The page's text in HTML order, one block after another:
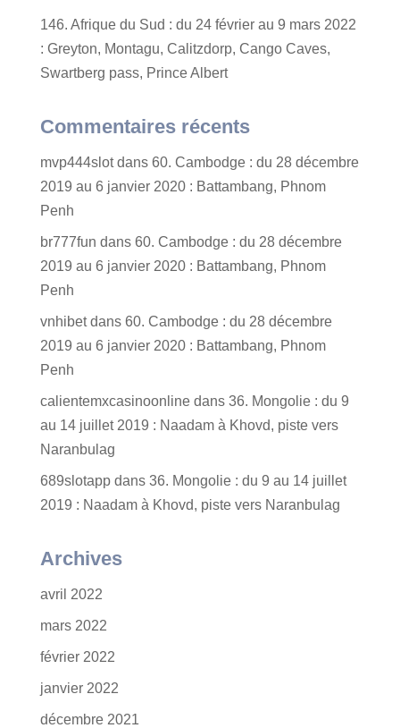
146. Afrique du Sud : du 24 février au 9 mars 2022
: Greyton, Montagu, Calitzdorp, Cango Caves,
Swartberg pass, Prince Albert
Commentaires récents
mvp444slotdans 60. Cambodge : du 28 décembre
2019 au 6 janvier 2020 : Battambang, Phnom
Penh
br777fun dans 60. Cambodge : du 28 décembre
2019 au 6 janvier 2020 : Battambang, Phnom
Penh
vnhibetdans 60. Cambodge : du 28 décembre
2019 au 6 janvier 2020 : Battambang, Phnom
Penh
calientemxcasinoonlinedans 36. Mongolie : du 9
au 14 juillet 2019 : Naadam à Khovd, piste vers
Naranbulag
689slotappdans 36. Mongolie : du 9 au 14 juillet
2019 : Naadam à Khovd, piste vers Naranbulag
Archives
avril 2022
mars 2022
février 2022
janvier 2022
décembre 2021